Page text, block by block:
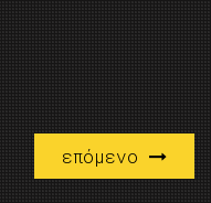
επόμενο